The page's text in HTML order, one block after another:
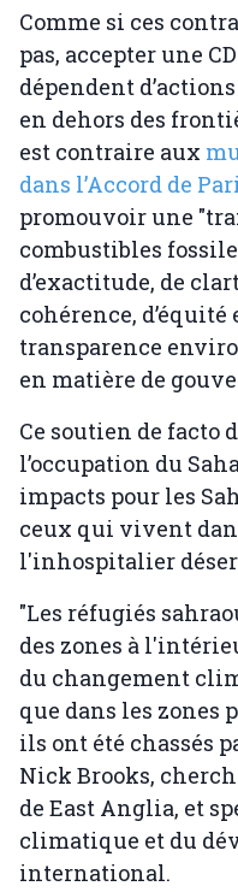
Comme si ces
pas, accepter une
dépendent
en dehors des
est contraire aux
dans l’Accord de
promouvoir une
combustibles
d’exactitude, de
cohérence,
transparence
en matière de
Ce soutien de facto
l’occupation du
impacts pour les
ceux qui vivent
l'inhospitalier
"Les réfugiés
des zones à
du changement
que dans les zones
ils ont été chassés
Nick Brooks,
de East Anglia, et
climatique et du
international.